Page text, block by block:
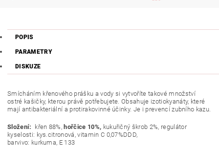
POPIS
PARAMETRY
DISKUZE
Smícháním křenového prášku a vody si vytvoříte takové množství
ostré kašičky, kterou právě potřebujete. Obsahuje izotiokyanáty, které
mají antibakteriální a protirakovinné účinky. Je i prevencí zubního kazu.
Složení: křen 88%, hořčice 10%, kukuřičný škrob 2%, regulátor
kyselosti: kys.citronová, vitamin C 0,07%DDD,
barvivo: kurkuma, E 133